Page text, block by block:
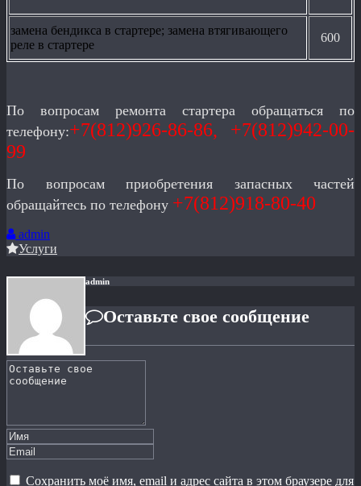
замена бендикса в стартере; замена втягивающего
реле в стартере
600
По вопросам ремонта стартера обращаться по
телефону:+7(812)926-86-86, +7(812)942-00-
99
По вопросам приобретения запасных частей
обращайтесь по телефону +7(812)918-80-40
admin
Услуги
admin
Оставьте свое сообщение
Сохранить моё имя, email и адрес сайта в этом браузере для